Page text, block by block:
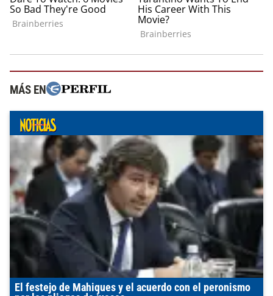
MÁS EN
El festejo de Mahiques y el acuerdo con el peronismo